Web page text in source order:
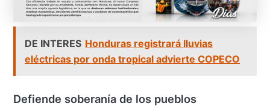
DE INTERES Honduras registrará lluvias
eléctricas por onda tropical advierte COPECO
Defiende soberanía de los pueblos